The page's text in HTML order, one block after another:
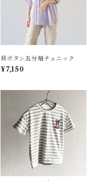
貝ボタン五分袖チュニック
¥7,150